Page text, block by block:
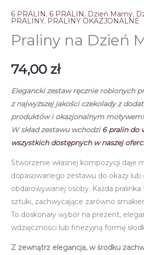
6 PRALIN, 6 PRALIN, Dzień Mamy,
PRALINY, PRALINY OKAZJONALNE
Praliny na Dzień
74,00 zł
Elegancki zestaw ręcznie robionych
z najwyższej jakości czekoladyz
produktów i okazjonalnym motywem!
W skład zestawu wchodzi6pralin do
wszystkich dostępnych w naszej
Stworzenie własnej kompozycji daje
dopasowanego zestawu do okazji lub
obdarowywanej osoby. Każda pralinka
sztuki, zachwycające zarówno
To doskonały wybór na prezent,
wdzięczności lub finezyjną formę
Z zewnątrz elegancja, w środku